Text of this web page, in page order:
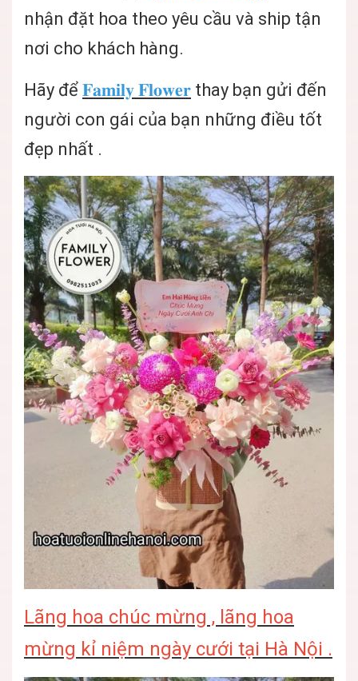
nhận đặt hoa theo yêu cầu và ship tận
nơi cho khách hàng.
Hãy để 𝐅𝐚𝐦𝐢𝐥𝐲 𝐅𝐥𝐨𝐰𝐞𝐫 thay bạn gửi đến
người con gái của bạn những điều tốt
đẹp nhất .
Lãng hoa chúc mừng , lãng hoa
mừng kỉ niệm ngày cưới tại Hà Nội .